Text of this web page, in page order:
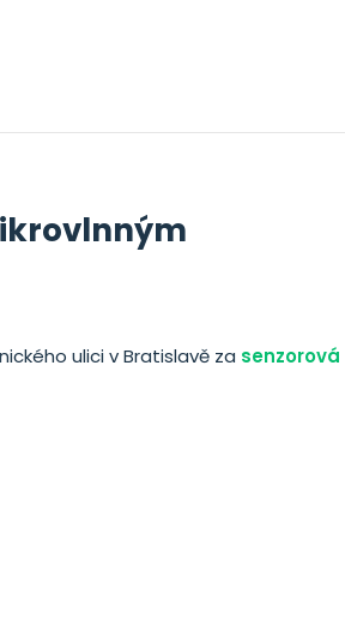
ulici v Bratislavě za senzorová